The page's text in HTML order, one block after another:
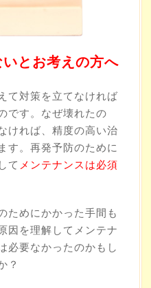
とお考えの方へ
て対策を立てなければ
です。なぜ壊れたの
ければ、精度の高い治
す。再発予防のために
て メンテナンスは必須
ためにかかった手間も
因を理解してメンテナ
必要なかったのかもし
？